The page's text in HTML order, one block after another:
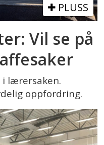
PLUSS
Vil se på
lærersaken.
oppfordring.